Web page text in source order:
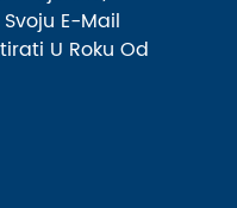
E-Mail
U Roku Od